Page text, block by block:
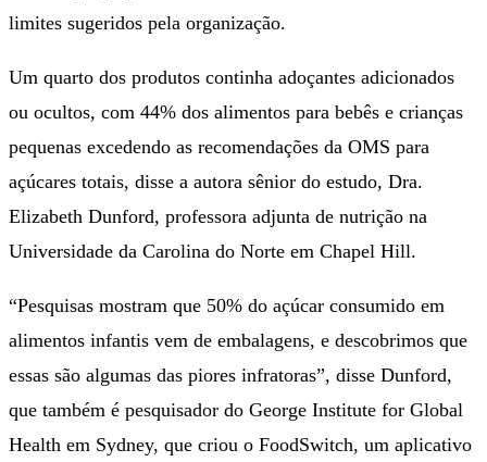
limites sugeridos pela organização.
Um quarto dos produtos continha adoçantes adicionados
ou ocultos, com 44% dos alimentos para bebês e crianças
pequenas excedendo as recomendações da OMS para
açúcares totais, disse a autora sênior do estudo, Dra.
Elizabeth Dunford, professora adjunta de nutrição na
Universidade da Carolina do Norte em Chapel Hill.
“Pesquisas mostram que 50% do açúcar consumido em
alimentos infantis vem de embalagens, e descobrimos que
essas são algumas das piores infratoras”, disse Dunford,
que também é pesquisador do George Institute for Global
Health em Sydney, que criou o FoodSwitch, um aplicativo